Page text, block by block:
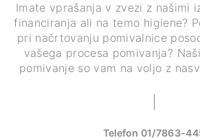
Imate vprašanja v zvezi z našimi
financiranja ali na temo higiene?
pri načrtovanju pomivalnice
vašega procesa pomivanja?
pomivanje so vam na voljo z
Telefon 01/7863-